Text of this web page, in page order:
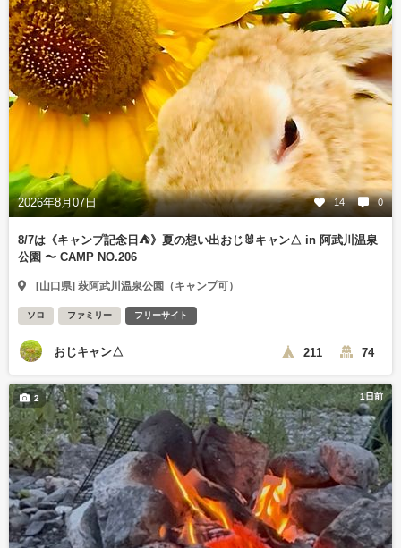
2026年8月07日 14 0
8/7は《キャンプ記念日⛺️》夏の想い出おじ🐰キャン△ in 阿武川温泉
公園 〜 CAMP NO.206
[山口県] 萩阿武川温泉公園（キャンプ可）
ソロ ファミリー フリーサイト
おじキャン△ 211 74
1日前
2